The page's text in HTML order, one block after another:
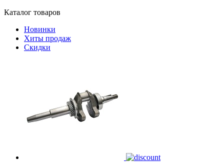
Каталог товаров
Новинки
Хиты продаж
Скидки